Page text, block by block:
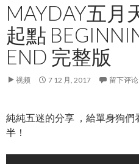
MAYDAY五月
起點
END 完整版
视频 7 12 月, 2017 留下评论
純純五迷的分享 ，給單身狗
半！